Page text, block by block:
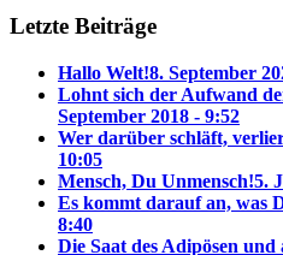
Letzte Beiträge
Hallo Welt!8. September
Lohnt sich der Aufwand
September 2018 - 9:52
Wer darüber schläft,
10:05
Mensch, Du Unmensch!5.
Es kommt darauf an, was
8:40
Die Saat des Adipösen und